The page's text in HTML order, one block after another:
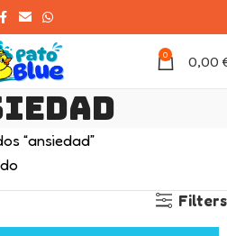
0 0,00
“ansiedad”
Filters